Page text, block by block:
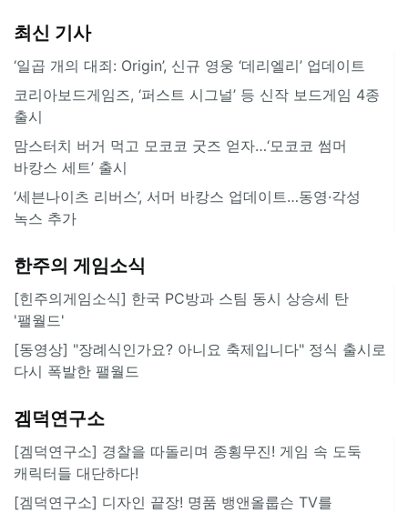
최신 기사
‘일곱 개의 대죄: Origin’, 신규 영웅 ‘데리엘리’ 업데이트
코리아보드게임즈, ‘퍼스트 시그널’ 등 신작 보드게임 4종
출시
맘스터치 버거 먹고 모코코 굿즈 얻자…‘모코코 썸머
바캉스 세트’ 출시
‘세븐나이츠 리버스’, 서머 바캉스 업데이트…동영·각성
녹스 추가
한주의 게임소식
[힌주의게임소식] 한국 PC방과 스팀 동시 상승세 탄
'팰월드'
[동영상] "장례식인가요? 아니요 축제입니다" 정식 출시로
다시 폭발한 팰월드
겜덕연구소
[겜덕연구소] 경찰을 따돌리며 종횡무진! 게임 속 도둑
캐릭터들 대단하다!
[겜덕연구소] 디자인 끝장! 명품 뱅앤올룹슨 TV를